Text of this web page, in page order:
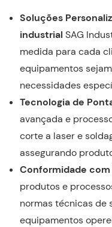
Soluções
industrial SAG
medida para cada
equipamentos
necessidades
Tecnologia de
avançada e
corte a laser e
assegurando
Conformidade com
produtos e
normas técnicas de
equipamentos